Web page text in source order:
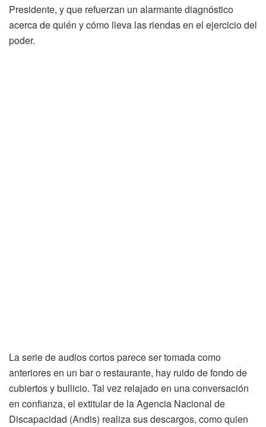
Presidente, y que refuerzan un alarmante diagnóstico
acerca de quién y cómo lleva las riendas en el ejercicio del
poder.
La serie de audios cortos parece ser tomada como
anteriores en un bar o restaurante, hay ruido de fondo de
cubiertos y bullicio. Tal vez relajado en una conversación
en confianza, el extitular de la Agencia Nacional de
Discapacidad (Andis) realiza sus descargos, como quien